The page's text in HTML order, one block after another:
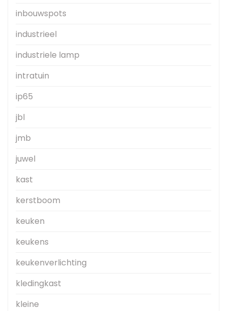
inbouwspots
industrieel
industriele lamp
intratuin
ip65
jbl
jmb
juwel
kast
kerstboom
keuken
keukens
keukenverlichting
kledingkast
kleine